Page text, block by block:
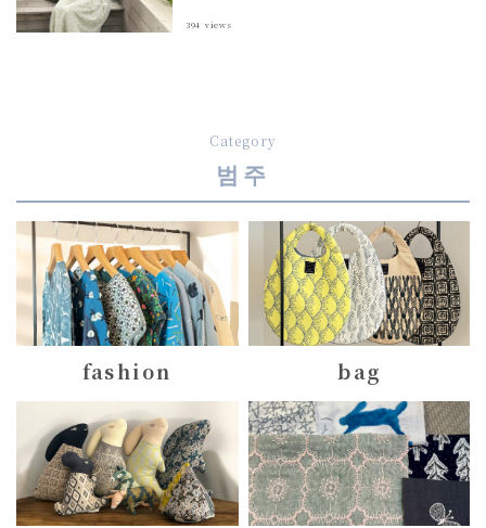
394 views
Category
범주
fashion bag